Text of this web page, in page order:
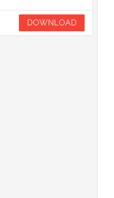
DOWNLOAD